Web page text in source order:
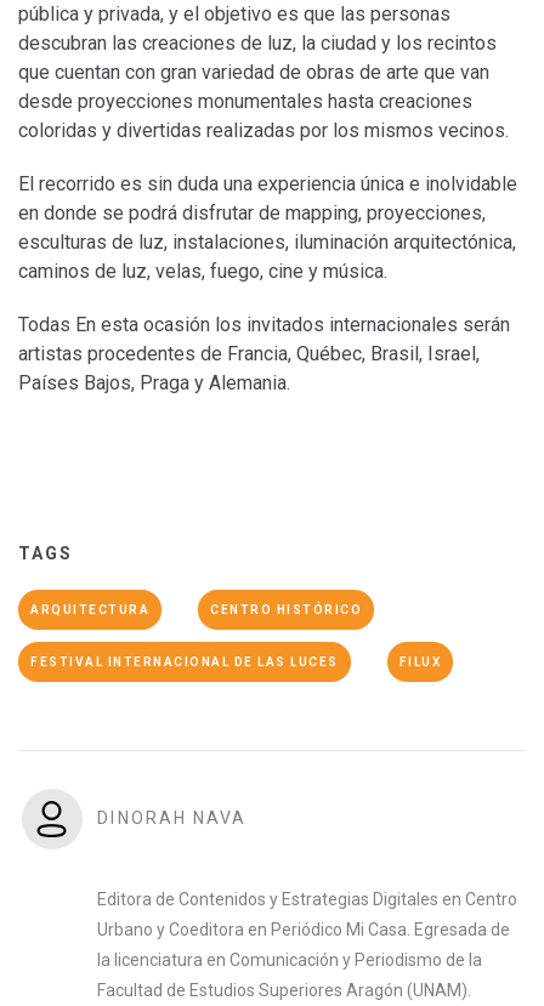
pública y privada, y el objetivo es que las personas
descubran las creaciones de luz, la ciudad y los recintos
que cuentan con gran variedad de obras de arte que van
desde proyecciones monumentales hasta creaciones
coloridas y divertidas realizadas por los mismos vecinos.
El recorrido es sin duda una experiencia única e inolvidable
en donde se podrá disfrutar de mapping, proyecciones,
esculturas de luz, instalaciones, iluminación arquitectónica,
caminos de luz, velas, fuego, cine y música.
Todas En esta ocasión los invitados internacionales serán
artistas procedentes de Francia, Québec, Brasil, Israel,
Países Bajos, Praga y Alemania.
TAGS
ARQUITECTURA CENTRO HISTÓRICO
FESTIVAL INTERNACIONAL DE LAS LUCES FILUX
DINORAH NAVA
Editora de Contenidos y Estrategias Digitales en Centro
Urbano y Coeditora en Periódico Mi Casa. Egresada de
la licenciatura en Comunicación y Periodismo de la
Facultad de Estudios Superiores Aragón (UNAM).